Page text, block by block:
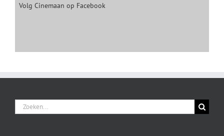
Volg Cinemaan op Facebook
Zoeken
naar: